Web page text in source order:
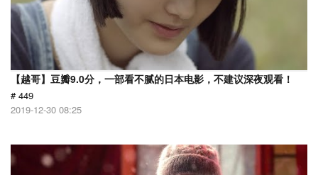
【越哥】豆瓣9.0分，一部看不腻的日本电影，不建议深夜观看！
# 449
2019-12-30 08:25